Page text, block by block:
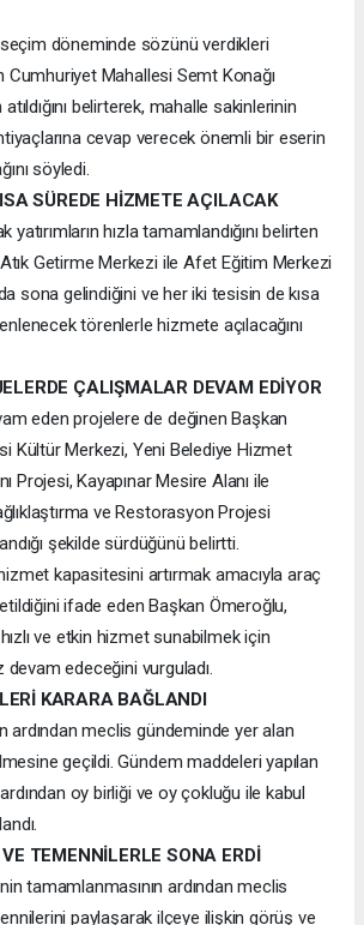
döneminde sözünü verdikleri
Cumhuriyet Mahallesi Semt Konağı
belirterek, mahalle sakinlerinin
cevap verecek önemli bir eserin
söyledi.
SÜREDE HİZMETE AÇILACAK
hızla tamamlandığını belirten
Getirme Merkezi ile Afet Eğitim Merkezi
sona gelindiğini ve her iki tesisin de kısa
törenlerle hizmete açılacağını
ÇALIŞMALAR DEVAM EDİYOR
eden projelere de değinen Başkan
Kültür Merkezi, Yeni Belediye Hizmet
Projesi, Kayapınar Mesire Alanı ile
ve Restorasyon Projesi
şekilde sürdüğünü belirtti.
kapasitesini artırmak amacıyla araç
ifade eden Başkan Ömeroğlu,
ve etkin hizmet sunabilmek için
devam edeceğini vurguladı.
KARARA BAĞLANDI
ardından meclis gündeminde yer alan
geçildi. Gündem maddeleri yapılan
oy birliği ve oy çokluğu ile kabul
TEMENNİLERLE SONA ERDİ
tamamlanmasının ardından meclis
paylaşarak ilçeye ilişkin görüş ve